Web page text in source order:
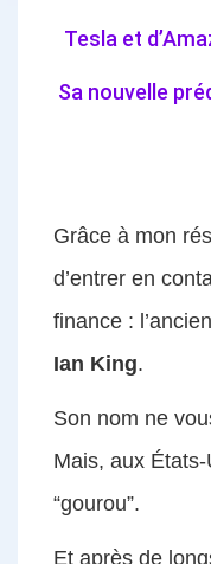
Tesla et
Sa nouvelle
Grâce à mon
d’entrer en
finance :
Ian King.
Son nom ne
Mais, aux
“gourou”.
Et après de